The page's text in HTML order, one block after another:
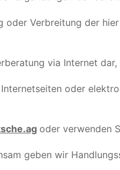
Verbreitung der
via Internet
oder
oder verwenden
geben wir